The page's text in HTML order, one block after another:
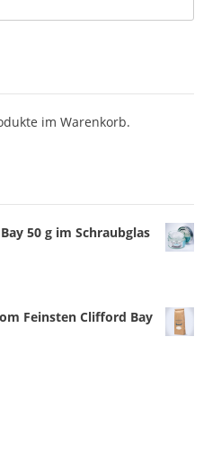
im Warenkorb.
50 g im Schraubglas
Feinsten Clifford Bay